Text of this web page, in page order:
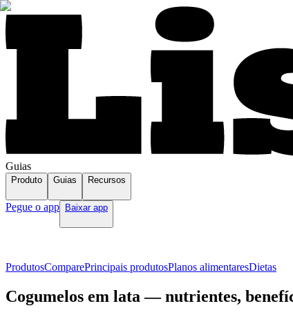
Guias
Produto Guias Recursos
Pegue o app Baixar app
ProdutosComparePrincipais produtosPlanos alimentaresDietas
Cogumelos em lata — nutrientes,